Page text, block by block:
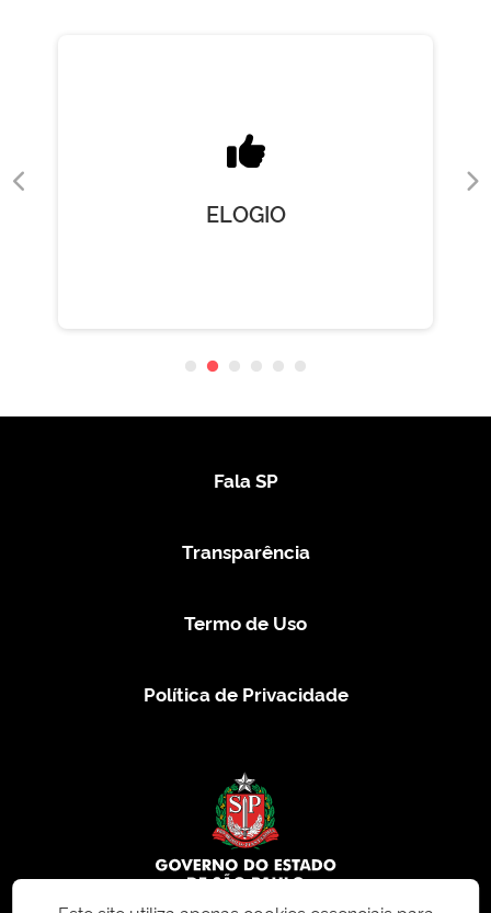
ELOGIO
Fala SP
Transparência
Termo de Uso
Política de Privacidade